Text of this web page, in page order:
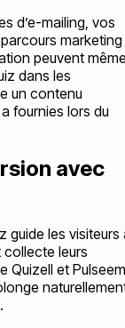
d’e-mailing, vos
marketing
peuvent
dans les
un contenu
fournies lors du
avec
guide les visiteurs
collecte leurs
Quizell et Pulseem